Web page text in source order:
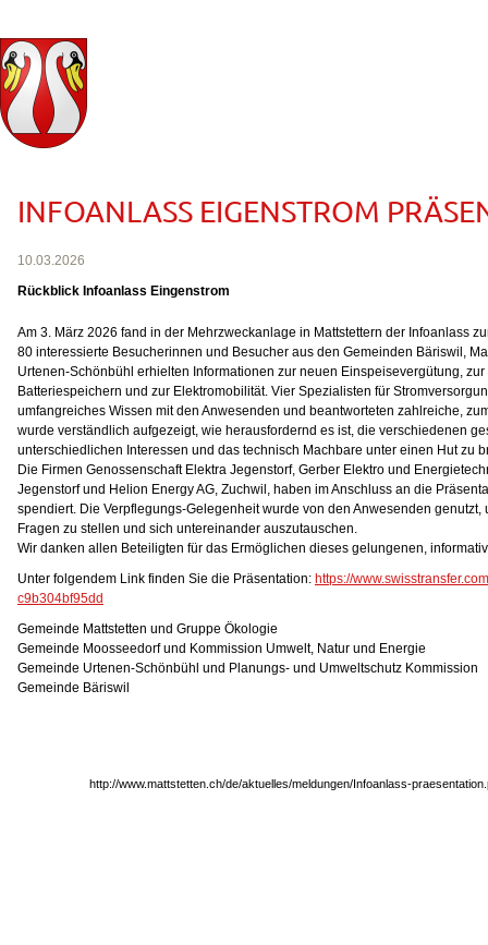
INFOANLASS EIGENSTROM
10.03.2026
Rückblick Infoanlass Eingenstrom
Am 3. März 2026 fand in der Mehrzweckanlage in Mattstettern der Infoanlass
80 interessierte Besucherinnen und Besucher aus den Gemeinden Bäriswil,
Urtenen-Schönbühl erhielten Informationen zur neuen Einspeisevergütung,
Batteriespeichern und zur Elektromobilität. Vier Spezialisten für
umfangreiches Wissen mit den Anwesenden und beantworteten zahlreiche,
wurde verständlich aufgezeigt, wie herausfordernd es ist, die verschiedenen
unterschiedlichen Interessen und das technisch Machbare unter einen Hut zu
Die Firmen Genossenschaft Elektra Jegenstorf, Gerber Elektro und
Jegenstorf und Helion Energy AG, Zuchwil, haben im Anschluss an die
spendiert. Die Verpflegungs-Gelegenheit wurde von den Anwesenden genutzt,
Fragen zu stellen und sich untereinander auszutauschen.
Wir danken allen Beteiligten für das Ermöglichen dieses gelungenen,
Unter folgendem Link finden Sie die Präsentation: https://
c9b304bf95dd
Gemeinde Mattstetten und Gruppe Ökologie
Gemeinde Moosseedorf und Kommission Umwelt, Natur und Energie
Gemeinde Urtenen-Schönbühl und Planungs- und Umweltschutz Kommission
Gemeinde Bäriswil
http://www.mattstetten.ch/de/aktuelles/meldungen/Infoanlass-